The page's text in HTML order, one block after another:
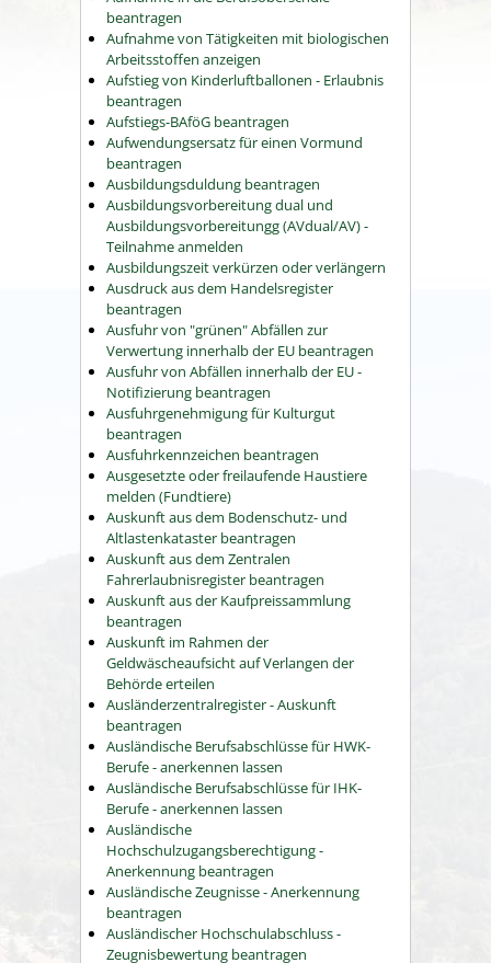
beantragen
Aufnahme von Tätigkeiten mit biologischen
Arbeitsstoffen anzeigen
Aufstieg von Kinderluftballonen - Erlaubnis
beantragen
Aufstiegs-BAföG beantragen
Aufwendungsersatz für einen Vormund
beantragen
Ausbildungsduldung beantragen
Ausbildungsvorbereitung dual und
Ausbildungsvorbereitungg (AVdual/AV) -
Teilnahme anmelden
Ausbildungszeit verkürzen oder verlängern
Ausdruck aus dem Handelsregister
beantragen
Ausfuhr von "grünen" Abfällen zur
Verwertung innerhalb der EU beantragen
Ausfuhr von Abfällen innerhalb der EU -
Notifizierung beantragen
Ausfuhrgenehmigung für Kulturgut
beantragen
Ausfuhrkennzeichen beantragen
Ausgesetzte oder freilaufende Haustiere
melden (Fundtiere)
Auskunft aus dem Bodenschutz- und
Altlastenkataster beantragen
Auskunft aus dem Zentralen
Fahrerlaubnisregister beantragen
Auskunft aus der Kaufpreissammlung
beantragen
Auskunft im Rahmen der
Geldwäscheaufsicht auf Verlangen der
Behörde erteilen
Ausländerzentralregister - Auskunft
beantragen
Ausländische Berufsabschlüsse für HWK-
Berufe - anerkennen lassen
Ausländische Berufsabschlüsse für IHK-
Berufe - anerkennen lassen
Ausländische
Hochschulzugangsberechtigung -
Anerkennung beantragen
Ausländische Zeugnisse - Anerkennung
beantragen
Ausländischer Hochschulabschluss -
Zeugnisbewertung beantragen